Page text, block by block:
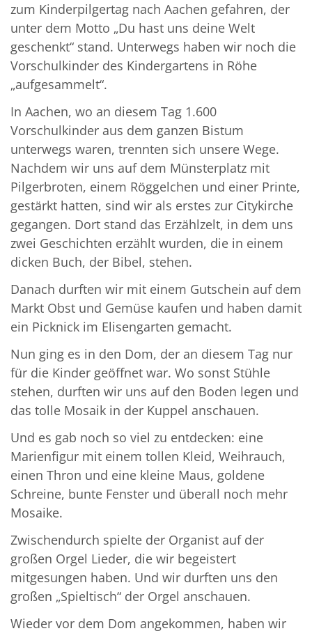
zum Kinderpilgertag nach Aachen gefahren, der
unter dem Motto „Du hast uns deine Welt
geschenkt“ stand. Unterwegs haben wir noch die
Vorschulkinder des Kindergartens in Röhe
„aufgesammelt“.
In Aachen, wo an diesem Tag 1.600
Vorschulkinder aus dem ganzen Bistum
unterwegs waren, trennten sich unsere Wege.
Nachdem wir uns auf dem Münsterplatz mit
Pilgerbroten, einem Röggelchen und einer Printe,
gestärkt hatten, sind wir als erstes zur Citykirche
gegangen. Dort stand das Erzählzelt, in dem uns
zwei Geschichten erzählt wurden, die in einem
dicken Buch, der Bibel, stehen.
Danach durften wir mit einem Gutschein auf dem
Markt Obst und Gemüse kaufen und haben damit
ein Picknick im Elisengarten gemacht.
Nun ging es in den Dom, der an diesem Tag nur
für die Kinder geöffnet war. Wo sonst Stühle
stehen, durften wir uns auf den Boden legen und
das tolle Mosaik in der Kuppel anschauen.
Und es gab noch so viel zu entdecken: eine
Marienfigur mit einem tollen Kleid, Weihrauch,
einen Thron und eine kleine Maus, goldene
Schreine, bunte Fenster und überall noch mehr
Mosaike.
Zwischendurch spielte der Organist auf der
großen Orgel Lieder, die wir begeistert
mitgesungen haben. Und wir durften uns den
großen „Spieltisch“ der Orgel anschauen.
Wieder vor dem Dom angekommen, haben wir